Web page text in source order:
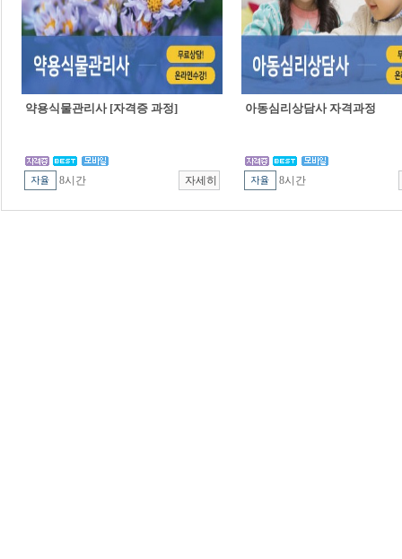
약용식물관리사 [자격증 과정]
8시간
아동심리상담사 자격과정
8시간